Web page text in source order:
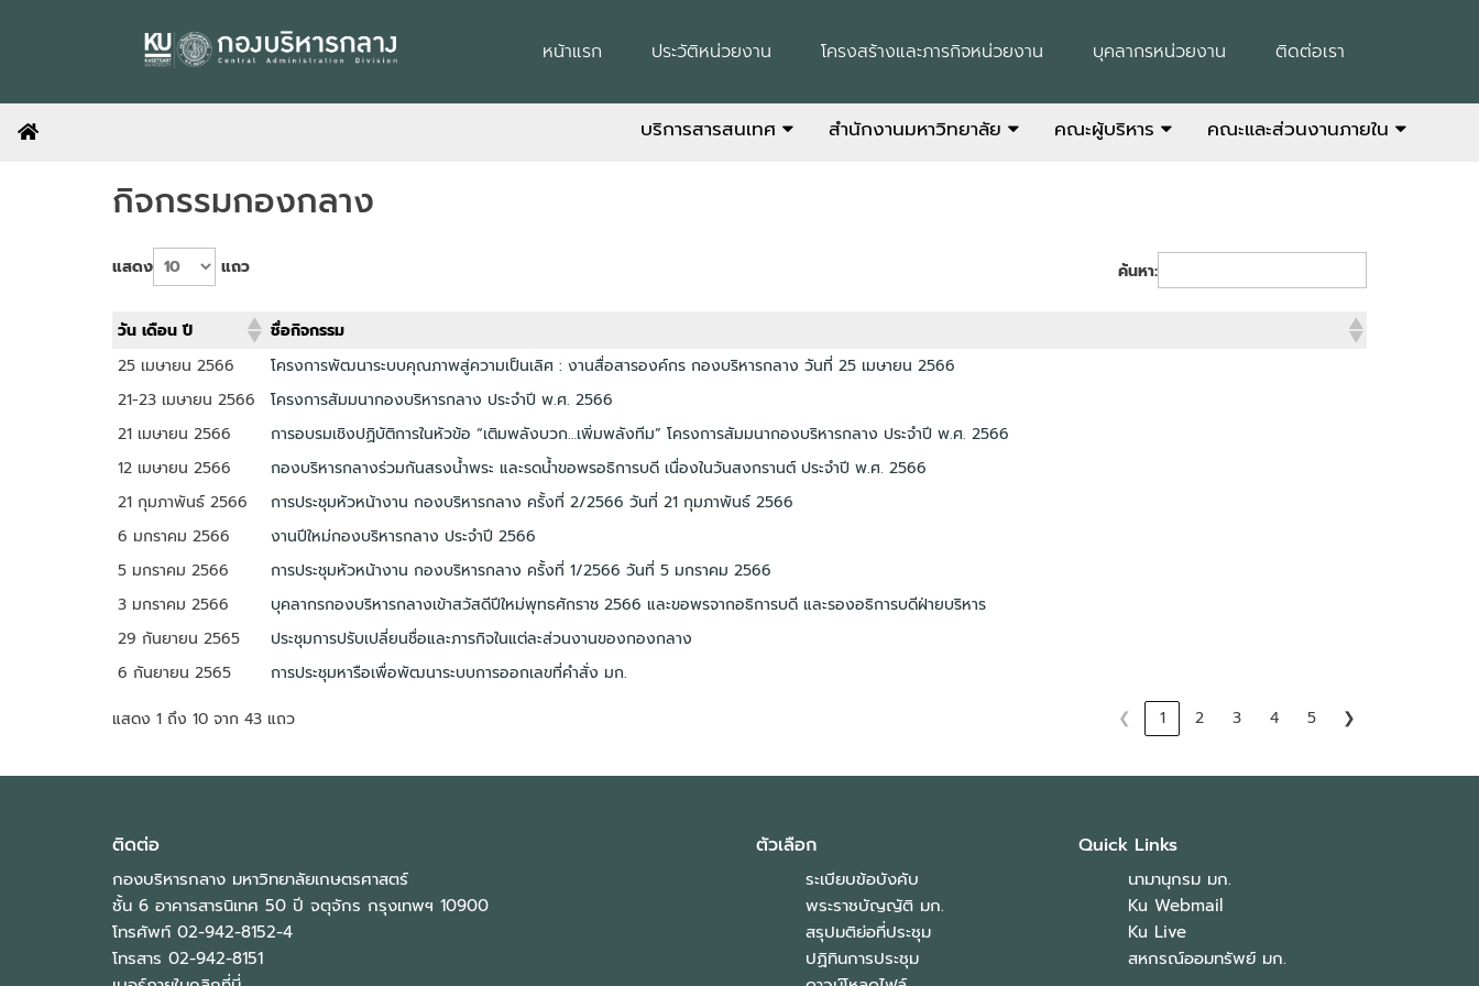
หน้าแรก ประวัติหน่วยงาน โครงสร้างและภารกิจหน่วยงาน บุคลากรหน่วยงาน ติดต่อเรา
คณะและส่วนงานภายใน
คณะผู้บริหาร
สำนักงานมหาวิทยาลัย
บริการสารสนเทศ
กิจกรรมกองกลาง
แสดง แถว ค้นหา:
วัน เดือน ปี
ชื่อกิจกรรม
25 เมษายน 2566
โครงการพัฒนาระบบคุณภาพสู่ความเป็นเลิศ : งานสื่อสารองค์กร กองบริหารกลาง วันที่ 25 เมษายน 2566
21-23 เมษายน 2566
โครงการสัมมนากองบริหารกลาง ประจำปี พ.ศ. 2566
21 เมษายน 2566
การอบรมเชิงปฏิบัติการในหัวข้อ “เติมพลังบวก…เพิ่มพลังทีม” โครงการสัมมนากองบริหารกลาง ประจำปี พ.ศ. 2566
12 เมษายน 2566
กองบริหารกลางร่วมกันสรงน้ำพระ และรดน้ำขอพรอธิการบดี เนื่องในวันสงกรานต์ ประจำปี พ.ศ. 2566
21 กุมภาพันธ์ 2566
การประชุมหัวหน้างาน กองบริหารกลาง ครั้งที่ 2/2566 วันที่ 21 กุมภาพันธ์ 2566
6 มกราคม 2566
งานปีใหม่กองบริหารกลาง ประจำปี 2566
5 มกราคม 2566
การประชุมหัวหน้างาน กองบริหารกลาง ครั้งที่ 1/2566 วันที่ 5 มกราคม 2566
3 มกราคม 2566
บุคลากรกองบริหารกลางเข้าสวัสดีปีใหม่พุทธศักราช 2566 และขอพรจากอธิการบดี และรองอธิการบดีฝ่ายบริหาร
29 กันยายน 2565
ประชุมการปรับเปลี่ยนชื่อและภารกิจในแต่ละส่วนงานของกองกลาง
6 กันยายน 2565
การประชุมหารือเพื่อพัฒนาระบบการออกเลขที่คำสั่ง มก.
แสดง 1 ถึง 10 จาก 43 แถว
❮ 1 2 3 4 5 ❯
ติดต่อ
กองบริหารกลาง มหาวิทยาลัยเกษตรศาสตร์
ชั้น 6 อาคารสารนิเทศ 50 ปี จตุจักร กรุงเทพฯ 10900
โทรศัพท์ 02-942-8152-4
โทรสาร 02-942-8151
ตัวเลือก
ระเบียบข้อบังคับ
พระราชบัญญัติ มก.
สรุปมติย่อที่ประชุม
ปฏิทินการประชุม
Quick Links
นามานุกรม มก.
Ku Webmail
Ku Live
สหกรณ์ออมทรัพย์ มก.